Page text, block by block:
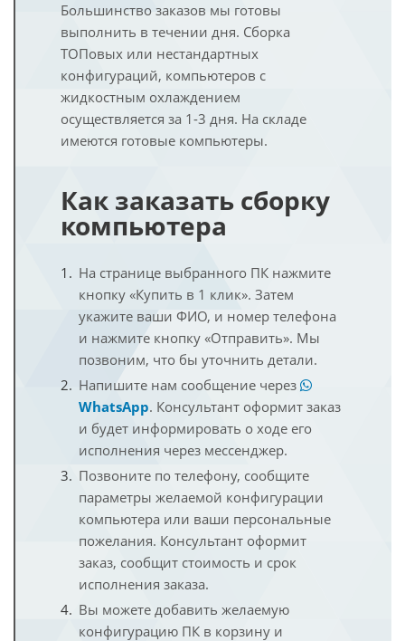
Большинство заказов мы готовы
выполнить в течении дня. Сборка
ТОПовых или нестандартных
конфигураций, компьютеров с
жидкостным охлаждением
осуществляется за 1-3 дня. На складе
имеются готовые компьютеры.
Как заказать сборку
компьютера
На странице выбранного ПК нажмите
кнопку «Купить в 1 клик». Затем
укажите ваши ФИО, и номер телефона
и нажмите кнопку «Отправить». Мы
позвоним, что бы уточнить детали.
Напишите нам сообщение через
WhatsApp. Консультант оформит заказ
и будет информировать о ходе его
исполнения через мессенджер.
Позвоните по телефону, сообщите
параметры желаемой конфигурации
компьютера или ваши персональные
пожелания. Консультант оформит
заказ, сообщит стоимость и срок
исполнения заказа.
Вы можете добавить желаемую
конфигурацию ПК в корзину и